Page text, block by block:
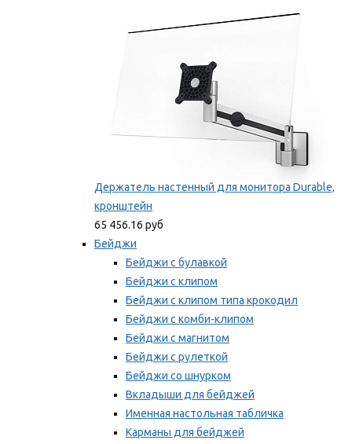
Держатель настенный для монитора Durable,
кронштейн
65 456.16 руб
Бейджи
Бейджи с булавкой
Бейджи с клипом
Бейджи с клипом типа крокодил
Бейджи с комби-клипом
Бейджи с магнитом
Бейджи с рулеткой
Бейджи со шнурком
Вкладыши для бейджей
Именная настольная табличка
Карманы для бейджей